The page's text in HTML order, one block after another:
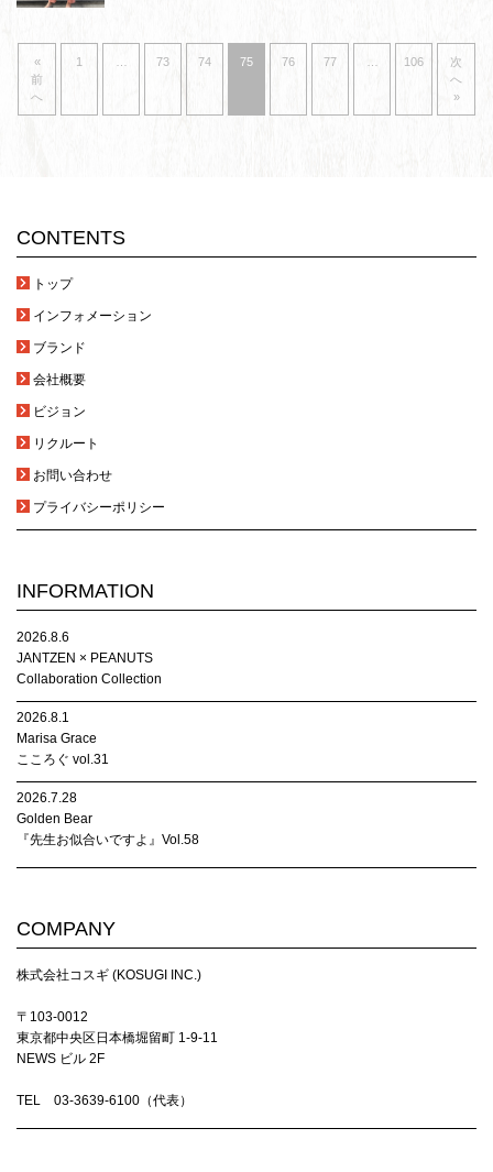
«
前
へ
1 73 74 75 76 77 106
次
へ
»
CONTENTS
トップ
インフォメーション
ブランド
会社概要
ビジョン
リクルート
お問い合わせ
プライバシーポリシー
INFORMATION
2026.8.6
JANTZEN × PEANUTS
Collaboration Collection
2026.8.1
Marisa Grace
こころぐ vol.31
2026.7.28
Golden Bear
『先生お似合いですよ』Vol.58
COMPANY
株式会社コスギ (KOSUGI INC.)
〒103-0012
東京都中央区日本橋堀留町 1-9-11
NEWS ビル 2F
TEL 03-3639-6100（代表）